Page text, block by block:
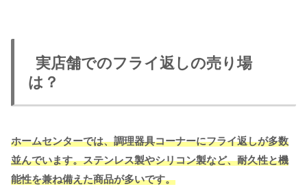
実店舗でのフライ返しの売り場
は？
ホームセンターでは、調理器具コーナーにフライ返しが多数
並んでいます。ステンレス製やシリコン製など、耐久性と機
能性を兼ね備えた商品が多いです。